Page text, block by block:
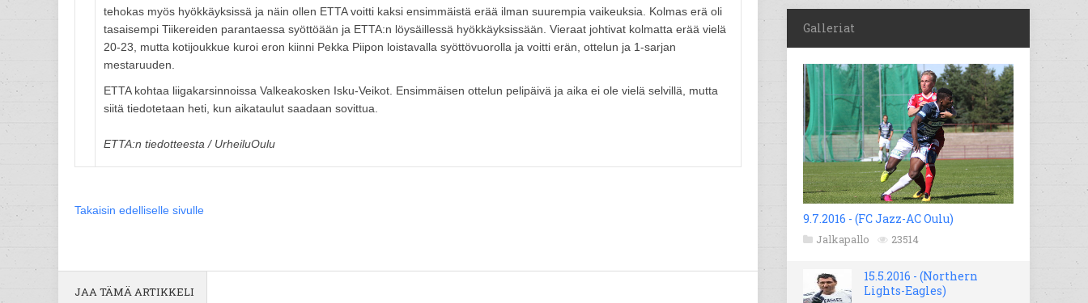
tehokas myös hyökkäyksissä ja näin ollen ETTA voitti kaksi ensimmäistä erää ilman suurempia vaikeuksia. Kolmas erä oli
tasaisempi Tiikereiden parantaessa syöttöään ja ETTA:n löysäillessä hyökkäyksissään. Vieraat johtivat kolmatta erää vielä
20-23, mutta kotijoukkue kuroi eron kiinni Pekka Piipon loistavalla syöttövuorolla ja voitti erän, ottelun ja 1-sarjan
mestaruuden.
ETTA kohtaa liigakarsinnoissa Valkeakosken Isku-Veikot. Ensimmäisen ottelun pelipäivä ja aika ei ole vielä selvillä, mutta
siitä tiedotetaan heti, kun aikataulut saadaan sovittua.
ETTA:n tiedotteesta / UrheiluOulu
Takaisin edelliselle sivulle
JAA TÄMÄ ARTIKKELI
Galleriat
9.7.2016 - (FC Jazz-AC Oulu)
Jalkapallo 23514
15.5.2016 - (Northern
Lights-Eagles)